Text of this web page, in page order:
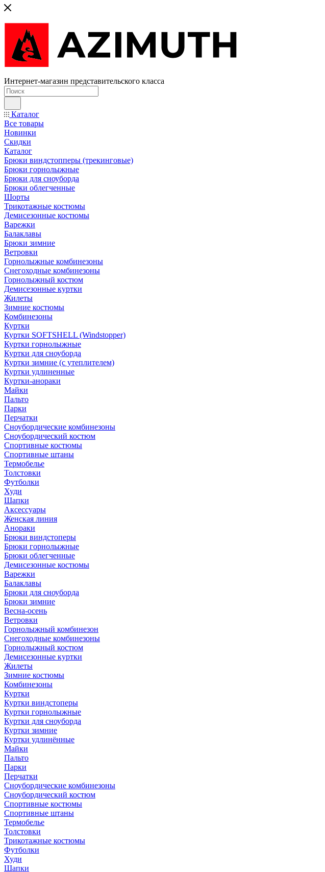
Интернет-магазин представительского класса
Каталог
Все товары
Новинки
Скидки
Каталог
Брюки виндстопперы (трекинговые)
Брюки горнолыжные
Брюки для сноуборда
Брюки облегченные
Шорты
Трикотажные костюмы
Демисезонные костюмы
Варежки
Балаклавы
Брюки зимние
Ветровки
Горнолыжные комбинезоны
Снегоходные комбинезоны
Горнолыжный костюм
Демисезонные куртки
Жилеты
Зимние костюмы
Комбинезоны
Куртки
Куртки SOFTSHELL (Windstopper)
Куртки горнолыжные
Куртки для сноуборда
Куртки зимние (с утеплителем)
Куртки удлиненные
Куртки-анораки
Майки
Пальто
Парки
Перчатки
Сноубордические комбинезоны
Сноубордический костюм
Спортивные костюмы
Спортивные штаны
Термобелье
Толстовки
Футболки
Худи
Шапки
Аксессуары
Женская линия
Анораки
Брюки виндстоперы
Брюки горнолыжные
Брюки облегченные
Демисезонные костюмы
Варежки
Балаклавы
Брюки для сноуборда
Брюки зимние
Весна-осень
Ветровки
Горнолыжный комбинезон
Снегоходные комбинезоны
Горнолыжный костюм
Демисезонные куртки
Жилеты
Зимние костюмы
Комбинезоны
Куртки
Куртки виндстоперы
Куртки горнолыжные
Куртки для сноуборда
Куртки зимние
Куртки удлинённые
Майки
Пальто
Парки
Перчатки
Сноубордические комбинезоны
Сноубордический костюм
Спортивные костюмы
Спортивные штаны
Термобелье
Толстовки
Трикотажные костюмы
Футболки
Худи
Шапки